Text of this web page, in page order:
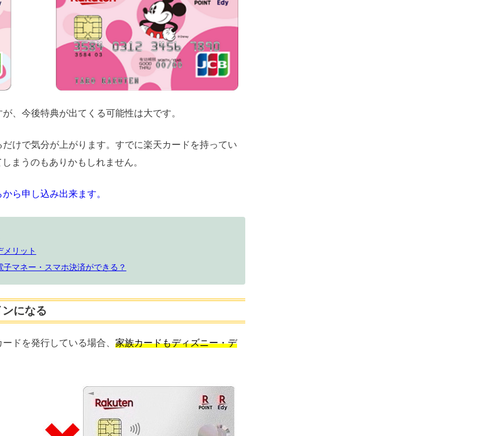
、今後特典が出てくる可能性は大です。
けで気分が上がります。すでに楽天カードを持ってい
まうのもありかもしれません。
ら申し込み出来ます。
リット
マネー・スマホ決済ができる？
になる
ドを発行している場合、 家族カードもディズニー・デ